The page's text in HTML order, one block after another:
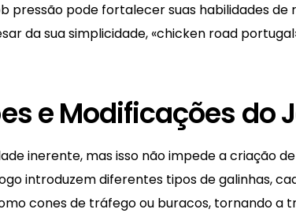
pressão pode fortalecer suas habilidades
da sua simplicidade, «chicken road
e Modificações do
inerente, mas isso não impede a criação
introduzem diferentes tipos de galinhas,
cones de tráfego ou buracos, tornando a